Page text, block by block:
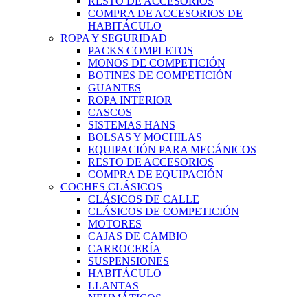
COMPRA DE ACCESORIOS DE
HABITÁCULO
ROPA Y SEGURIDAD
PACKS COMPLETOS
MONOS DE COMPETICIÓN
BOTINES DE COMPETICIÓN
GUANTES
ROPA INTERIOR
CASCOS
SISTEMAS HANS
BOLSAS Y MOCHILAS
EQUIPACIÓN PARA MECÁNICOS
RESTO DE ACCESORIOS
COMPRA DE EQUIPACIÓN
COCHES CLÁSICOS
CLÁSICOS DE CALLE
CLÁSICOS DE COMPETICIÓN
MOTORES
CAJAS DE CAMBIO
CARROCERÍA
SUSPENSIONES
HABITÁCULO
LLANTAS